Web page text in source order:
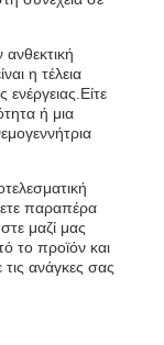
η τέλεια
ή μια
παραπέρα
μαζί μας
το προϊόν και
ανάγκες σας